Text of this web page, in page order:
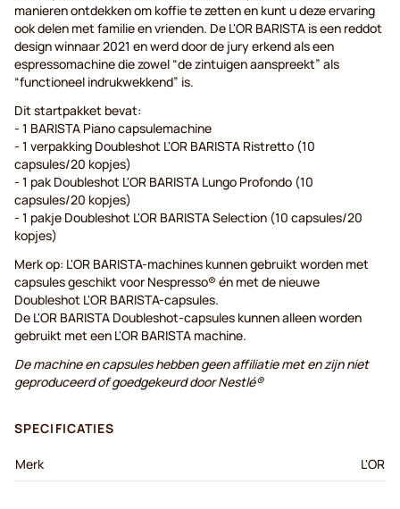
manieren ontdekken om koffie te zetten en kunt u deze ervaring
ook delen met familie en vrienden. De L'OR BARISTA is een reddot
design winnaar 2021 en werd door de jury erkend als een
espressomachine die zowel “de zintuigen aanspreekt” als
“functioneel indrukwekkend” is.
Dit startpakket bevat:
- 1 BARISTA Piano capsulemachine
- 1 verpakking Doubleshot L'OR BARISTA Ristretto (10
capsules/20 kopjes)
- 1 pak Doubleshot L'OR BARISTA Lungo Profondo (10
capsules/20 kopjes)
- 1 pakje Doubleshot L'OR BARISTA Selection (10 capsules/20
kopjes)
Merk op: L'OR BARISTA-machines kunnen gebruikt worden met
capsules geschikt voor Nespresso® én met de nieuwe
Doubleshot L'OR BARISTA-capsules.
De L'OR BARISTA Doubleshot-capsules kunnen alleen worden
gebruikt met een L'OR BARISTA machine.
De machine en capsules hebben geen affiliatie met en zijn niet
geproduceerd of goedgekeurd door Nestlé®
SPECIFICATIES
Merk L'OR